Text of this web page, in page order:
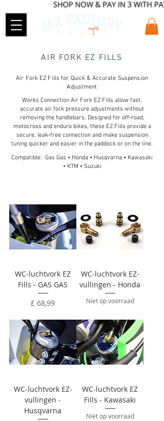
AIR FORK EZ FILLS
Air Fork EZ Fills for Quick & Accurate Suspension
Adjustment
Works Connection Air Fork EZ Fills allow fast,
accurate air fork pressure adjustments without
removing the handlebars. Designed for off‑road,
motocross and enduro bikes, these EZ Fills provide a
secure, leak‑free connection and make suspension
tuning quicker and easier in the paddock or on the line.
Compatible: Gas Gas • Honda • Husqvarna • Kawasaki
• KTM • Suzuki
WC-luchtvork EZ
Fills - GAS GAS
Prijs
£ 68,99
WC-luchtvork EZ-
vullingen - Honda
Niet op voorraad
WC-luchtvork EZ-
vullingen -
Husqvarna
WC-luchtvork EZ
Fills - Kawasaki
Niet op voorraad